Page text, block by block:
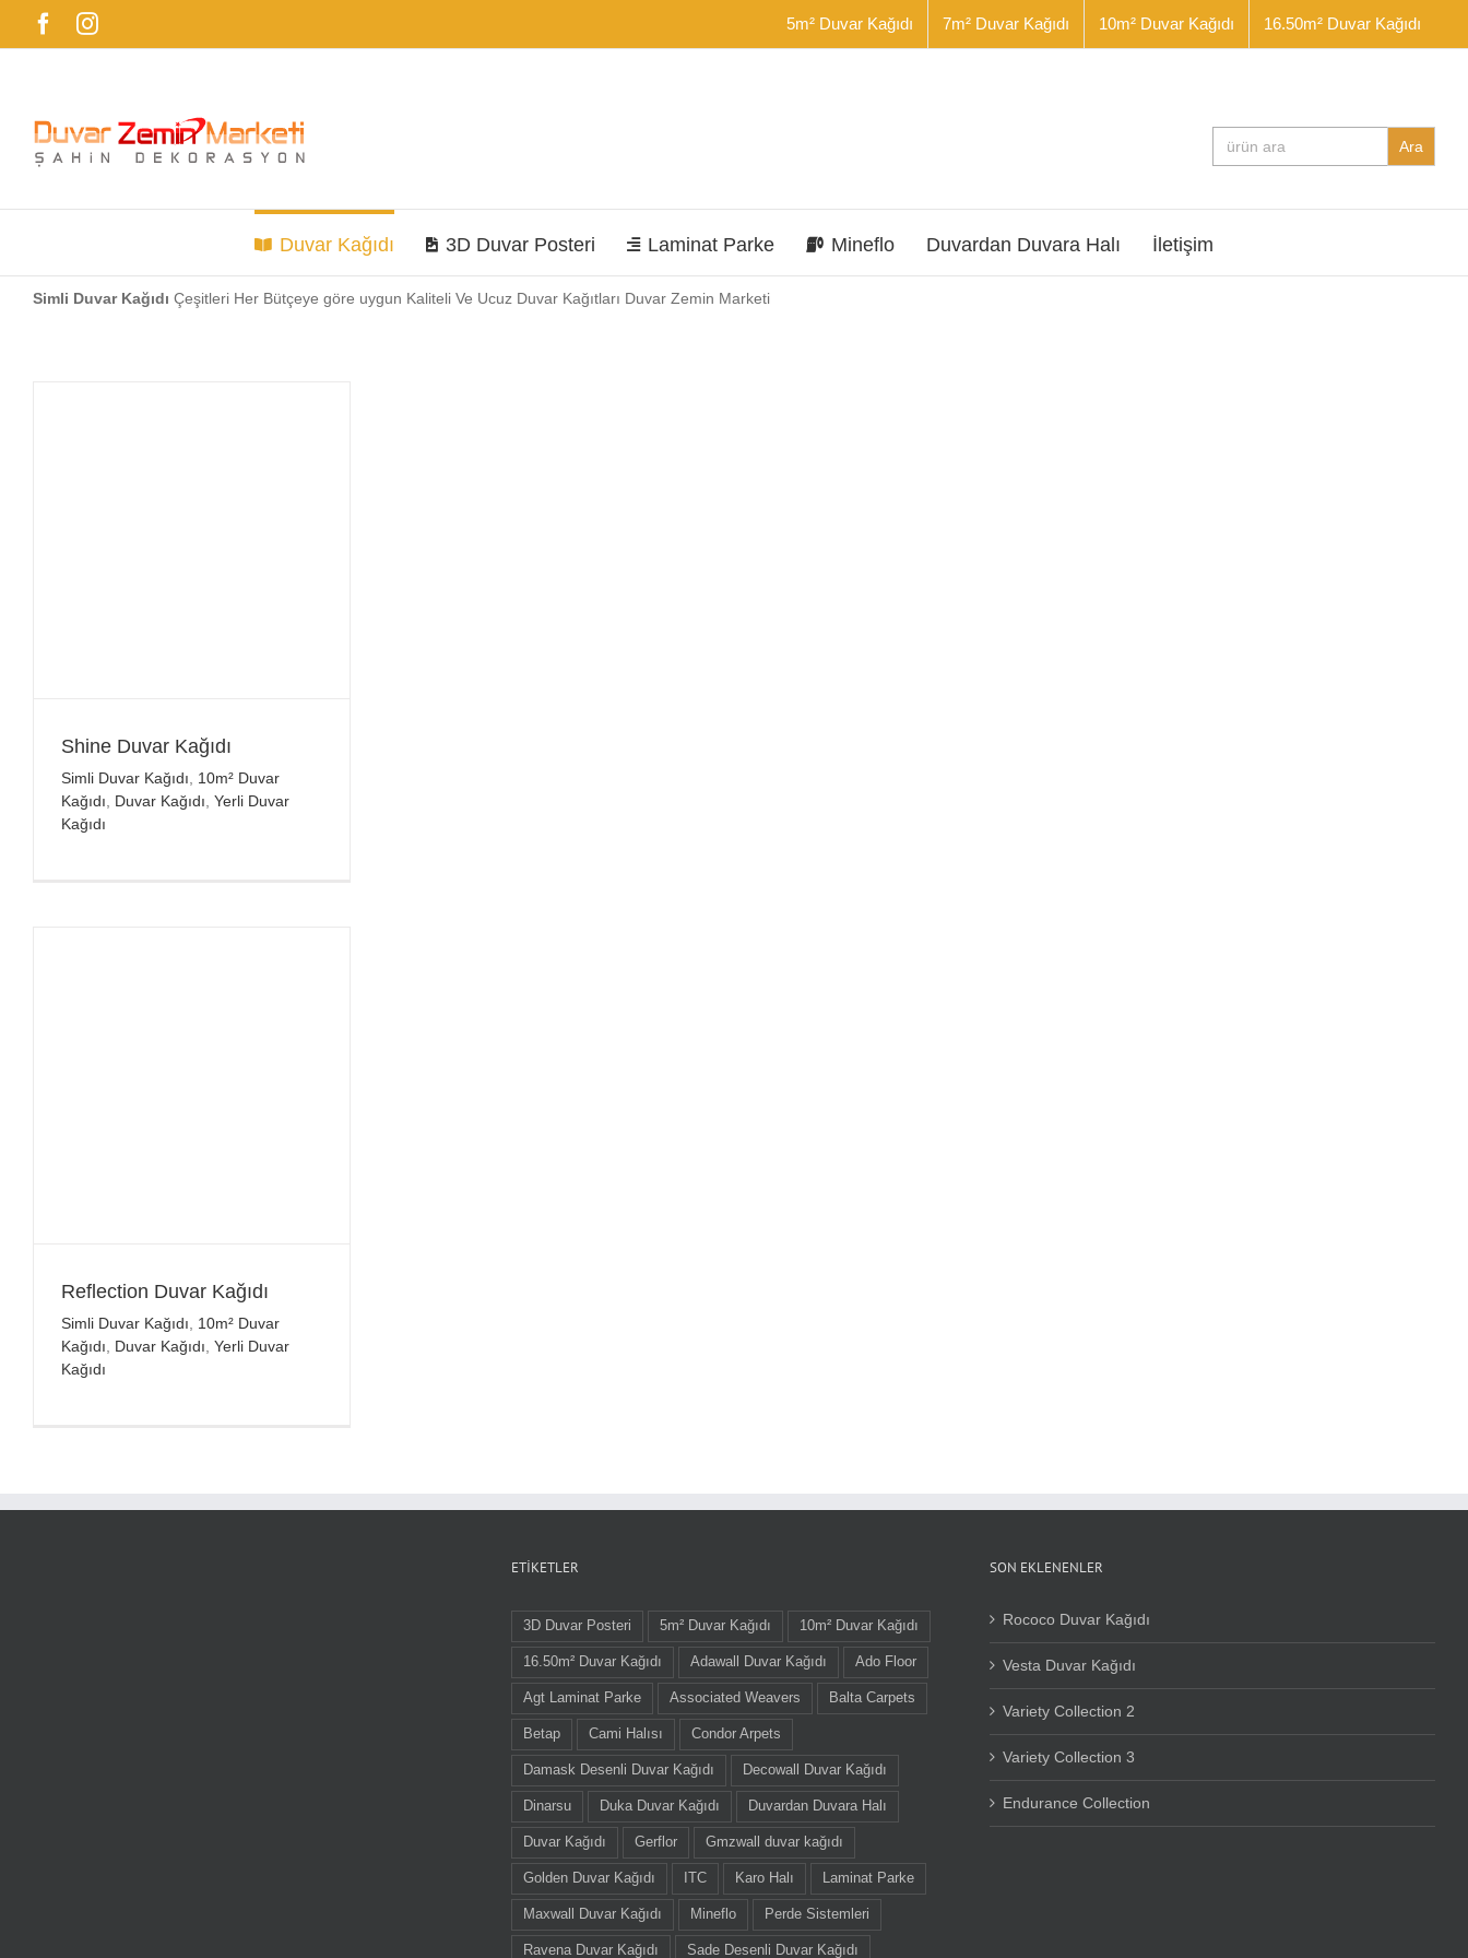
FacebookInstagram 5m² Duvar Kağıdı 7m² Duvar Kağıdı 10m² Duvar Kağıdı 16.50m² Duvar Kağıdı
Search
for:
Duvar Kağıdı 3D Duvar Posteri Laminat Parke Mineflo Duvardan Duvara Halı İletişim
Simli Duvar Kağıdı Çeşitleri Her Bütçeye göre uygun Kaliteli Ve Ucuz Duvar Kağıtları Duvar Zemin Marketi
Shine Duvar Kağıdı
Simli Duvar Kağıdı
10m² Duvar
Kağıdı
Duvar Kağıdı Yerli Duvar
Kağıdı
Reflection Duvar Kağıdı
Simli Duvar Kağıdı
10m² Duvar
Kağıdı
Duvar Kağıdı Yerli Duvar
Kağıdı
ETIKETLER
3D Duvar Posteri 5m² Duvar Kağıdı 10m² Duvar Kağıdı
16.50m² Duvar Kağıdı Adawall Duvar Kağıdı Ado Floor
Agt Laminat Parke Associated Weavers Balta Carpets
Betap Cami Halısı Condor Arpets
Damask Desenli Duvar Kağıdı Decowall Duvar Kağıdı
Dinarsu Duka Duvar Kağıdı Duvardan Duvara Halı
Duvar Kağıdı Gerflor Gmzwall duvar kağıdı
Golden Duvar Kağıdı ITC Karo Halı Laminat Parke
Maxwall Duvar Kağıdı Mineflo Perde Sistemleri
Ravena Duvar Kağıdı Sade Desenli Duvar Kağıdı
SON EKLENENLER
Rococo Duvar Kağıdı
Vesta Duvar Kağıdı
Variety Collection 2
Variety Collection 3
Endurance Collection